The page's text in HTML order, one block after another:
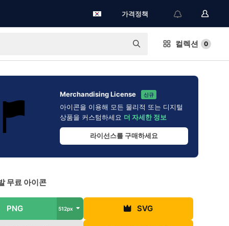
가격정책
컬렉션 0
Merchandising License 신규
아이콘을 이용해 모든 물리적 또는 디지털
상품을 커스텀하세요 더 자세한 정보
라이선스를 구매하세요
무료 아이콘
PNG 512px SVG